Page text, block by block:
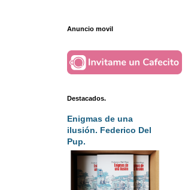
Anuncio movil
Destacados.
Enigmas de una
ilusión. Federico Del
Pup.